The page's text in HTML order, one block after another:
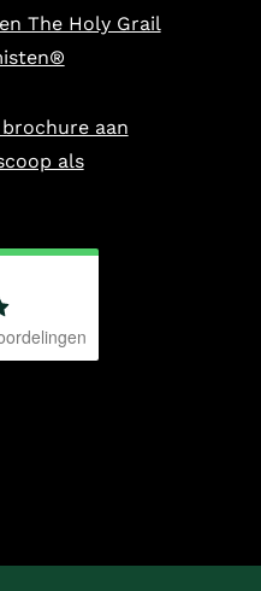
The Holy Grail
brochure aan
als